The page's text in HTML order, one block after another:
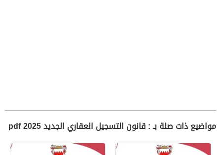
مواضيع ذات صلة بـ : قانون التسجيل العقاري الجديد 2025 pdf